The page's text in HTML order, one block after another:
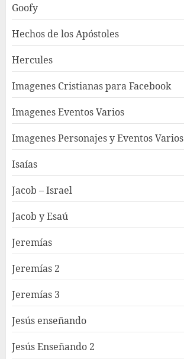
Goofy
Hechos de los Apóstoles
Hercules
Imagenes Cristianas para Facebook
Imagenes Eventos Varios
Imagenes Personajes y Eventos Varios
Isaías
Jacob – Israel
Jacob y Esaú
Jeremías
Jeremías 2
Jeremías 3
Jesús enseñando
Jesús Enseñando 2